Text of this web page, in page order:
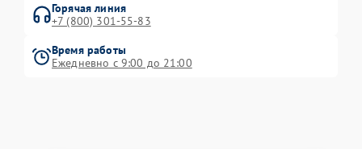
Горячая линия
+7 (800) 301-55-83
Время работы
Ежедневно с 9:00 до 21:00